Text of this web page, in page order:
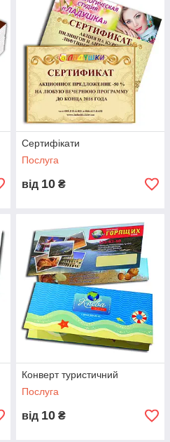
Сертифікати
Послуга
від 10 ₴
Конверт туристичний
Послуга
від 10 ₴